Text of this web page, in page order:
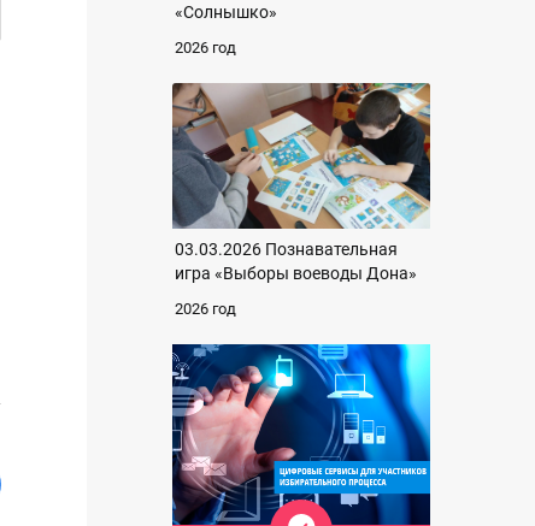
«Солнышко»
2026 год
03.03.2026 Познавательная
игра «Выборы воеводы Дона»
2026 год